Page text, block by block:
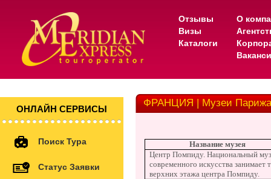
Отзывы
Визы
Каталоги
О
ОНЛАЙН СЕРВИСЫ
Поиск Тура
Статус Заявки
ФРАНЦИЯ | Музеи Парижа
Название музея
Центр Помпиду. Национальный
современного искусства занимает
верхних этажа центра Помпиду.